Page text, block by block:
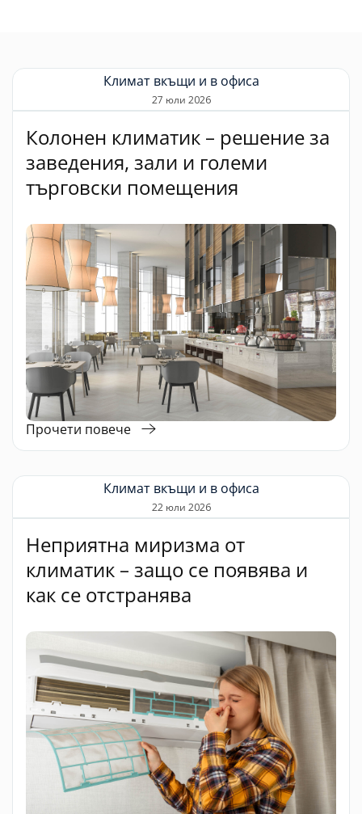
Климат вкъщи и в офиса
27 юли 2026
Колонен климатик – решение за
заведения, зали и големи
търговски помещения
Прочети повече
Климат вкъщи и в офиса
22 юли 2026
Неприятна миризма от
климатик – защо се появява и
как се отстранява